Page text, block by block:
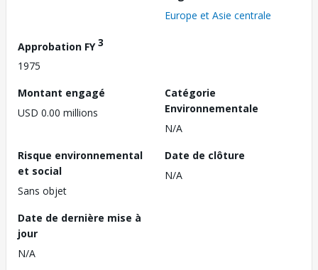
Europe et Asie centrale
Approbation FY3
1975
Montant engagé
USD 0.00 millions
Catégorie
Environnementale
N/A
Risque environnemental
et social
Sans objet
Date de clôture
N/A
Date de dernière mise à
jour
N/A